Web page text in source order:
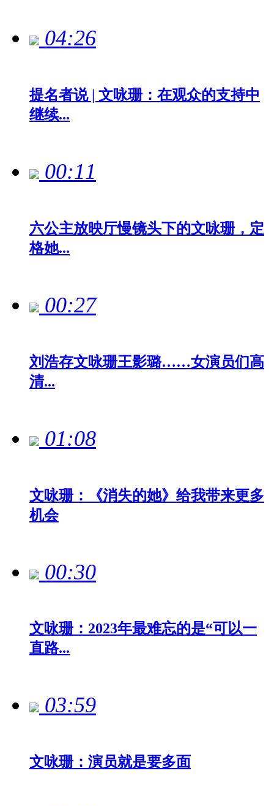
04:26
提名者说 | 文咏珊：在观众的支持中
继续...
00:11
六公主放映厅慢镜头下的文咏珊，定
格她...
00:27
刘浩存文咏珊王影璐……女演员们高
清...
01:08
文咏珊：《消失的她》给我带来更多
机会
00:30
文咏珊：2023年最难忘的是“可以一
直路...
03:59
文咏珊：演员就是要多面